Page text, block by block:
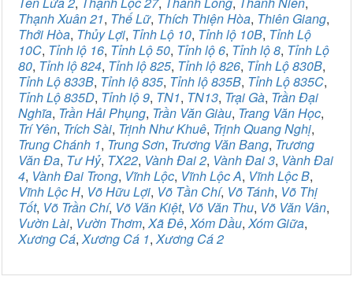
Thạnh Xuân 21, Thế Lữ, Thích Thiện Hòa, Thiên Giang,
Thới Hòa, Thủy Lợi, Tỉnh Lộ 10, Tỉnh lộ 10B, Tỉnh Lộ
10C, Tỉnh lộ 16, Tỉnh Lộ 50, Tỉnh lộ 6, Tỉnh lộ 8, Tỉnh Lộ
80, Tỉnh lộ 824, Tỉnh lộ 825, Tỉnh lộ 826, Tỉnh Lộ 830B,
Tỉnh Lộ 833B, Tỉnh lộ 835, Tỉnh lộ 835B, Tỉnh Lộ 835C,
Tỉnh Lộ 835D, Tỉnh lộ 9, TN1, TN13, Trại Gà, Trần Đại
Nghĩa, Trần Hải Phụng, Trần Văn Giàu, Trang Văn Học,
Trí Yên, Trích Sài, Trịnh Như Khuê, Trịnh Quang Nghị,
Trung Chánh 1, Trung Sơn, Trương Văn Bang, Trương
Văn Đa, Tư Hỷ, TX22, Vành Đai 2, Vành Đai 3, Vành Đai
4, Vành Đai Trong, Vĩnh Lộc, Vĩnh Lộc A, Vĩnh Lộc B,
Vĩnh Lộc H, Võ Hữu Lợi, Võ Tần Chí, Võ Tánh, Võ Thị
Tốt, Võ Trần Chí, Võ Văn Kiệt, Võ Văn Thu, Võ Văn Vân,
Vườn Lài, Vườn Thơm,Xã Đê,Xóm Dầu,Xóm Giữa,
Xương Cá,Xương Cá 1,Xương Cá 2